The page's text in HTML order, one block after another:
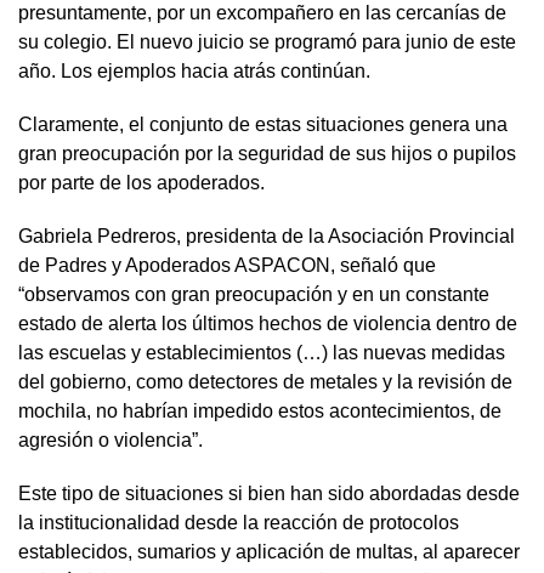
presuntamente, por un excompañero en las cercanías de
su colegio. El nuevo juicio se programó para junio de este
año. Los ejemplos hacia atrás continúan.
Claramente, el conjunto de estas situaciones genera una
gran preocupación por la seguridad de sus hijos o pupilos
por parte de los apoderados.
Gabriela Pedreros, presidenta de la Asociación Provincial
de Padres y Apoderados ASPACON, señaló que
“observamos con gran preocupación y en un constante
estado de alerta los últimos hechos de violencia dentro de
las escuelas y establecimientos (…) las nuevas medidas
del gobierno, como detectores de metales y la revisión de
mochila, no habrían impedido estos acontecimientos, de
agresión o violencia”.
Este tipo de situaciones si bien han sido abordadas desde
la institucionalidad desde la reacción de protocolos
establecidos, sumarios y aplicación de multas, al aparecer